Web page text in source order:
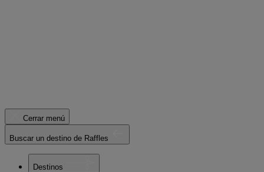
Cerrar menú
Buscar un destino de Raffles
Destinos